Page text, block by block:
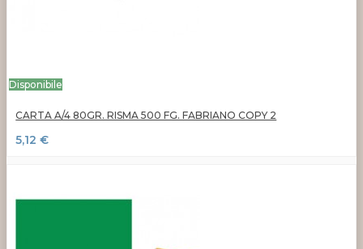
Disponibile
CARTA A/4 80GR. RISMA 500 FG. FABRIANO COPY 2
5,12 €